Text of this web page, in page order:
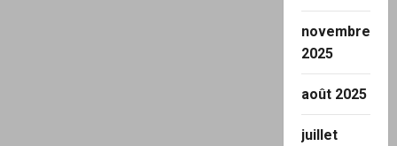
novembre
2025
août 2025
juillet